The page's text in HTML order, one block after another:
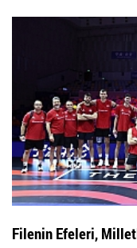
Filenin Efeleri,